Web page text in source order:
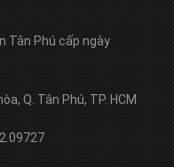
Tân Phú cấp ngày
Q. Tân Phú, TP. HCM